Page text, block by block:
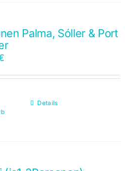
Palma, Sóller & Port
Details